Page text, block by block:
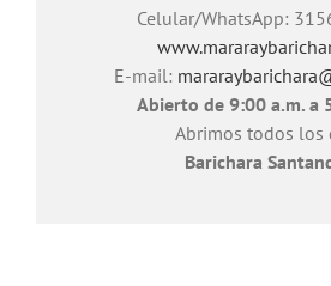
Celular/WhatsApp:
E-mail:
Abierto de 9:00 a.m. a
Abrimos todos los
Barichara